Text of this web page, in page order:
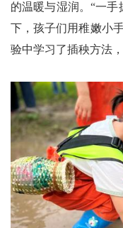
的温暖与湿润。“一
下，孩子们用稚嫩小
验中学习了插秧方法